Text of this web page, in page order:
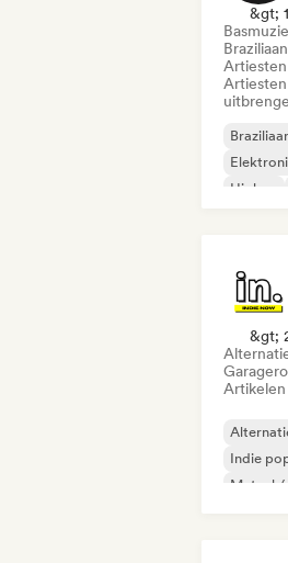
&gt;
Hiphop
&gt;
Indie
Metaal /